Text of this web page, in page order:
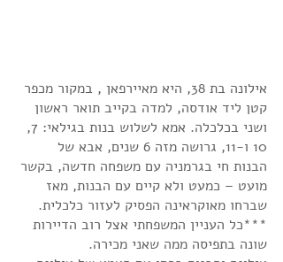
אילונה בת 38, היא מאיירפאן , במקור מכפר
קטן ליד אודסה, למדה בקייב תואר ראשון
ושני בכלכלה. אמא לשלוש בנות בגילאי: 7,
10 ו-11, גרושה מזה 6 שנים, אבא של
הבנות חי בגרמניה עם משפחה חדשה, בקשר
מועט – כמעט ולא קיים עם הבנות, מאז
שברחו מאוקראינה הפסיק לעזור כלכלית.
***כל העניין המשפחתי אצל רוב הדיירות
שונה בתפיסה ממה שאני מכירה.